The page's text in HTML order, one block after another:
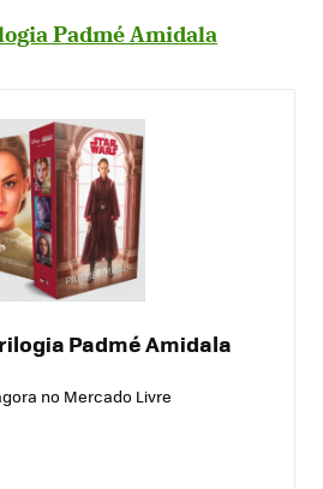
Padmé Amidala
Padmé Amidala
no Mercado Livre